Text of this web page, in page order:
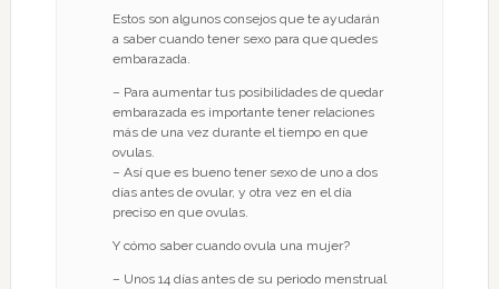
Estos son algunos consejos que te ayudarán
a saber cuando tener sexo para que quedes
embarazada.
– Para aumentar tus posibilidades de quedar
embarazada es importante tener relaciones
más de una vez durante el tiempo en que
ovulas.
– Así que es bueno tener sexo de uno a dos
días antes de ovular, y otra vez en el día
preciso en que ovulas.
Y cómo saber cuando ovula una mujer?
– Unos 14 días antes de su periodo menstrual